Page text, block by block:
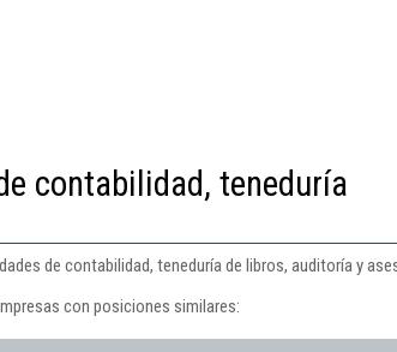
contabilidad, teneduría
de contabilidad, teneduría de libros, auditoría y
con posiciones similares: